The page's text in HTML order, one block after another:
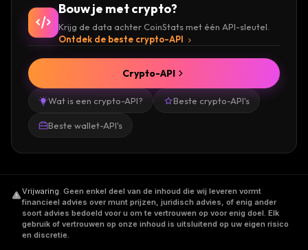
Bouw je met crypto?
Krijg de data achter CoinStats met één API-sleutel.
Ontdek de beste crypto-API
Wat is een crypto-API? Beste crypto-API's
Beste wallet-API's
Crypto-API
Vrijwaring. Geen enkel deel van de inhoud die wij leveren vormt
financieel advies over munt prijzen, juridisch advies, of enig ander
soort advies bedoeld voor u om te vertrouwen op voor enig doel. Elk
gebruik of vertrouwen op onze inhoud is uitsluitend op uw eigen risico
en discretie.